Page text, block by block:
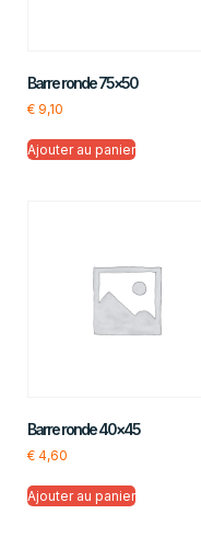
Barre ronde 75×50
€ 9,10
Ajouter au panier
Barre ronde 40×45
€ 4,60
Ajouter au panier